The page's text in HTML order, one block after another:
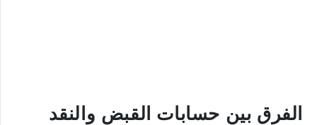
الفرق بين حسابات القبض والنقد